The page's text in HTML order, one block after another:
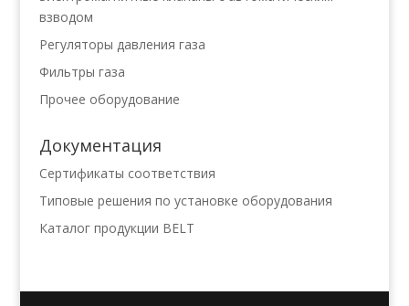
взводом
Регуляторы давления газа
Фильтры газа
Прочее оборудование
Документация
Сертификаты соответствия
Типовые решения по установке оборудования
Каталог продукции BELT